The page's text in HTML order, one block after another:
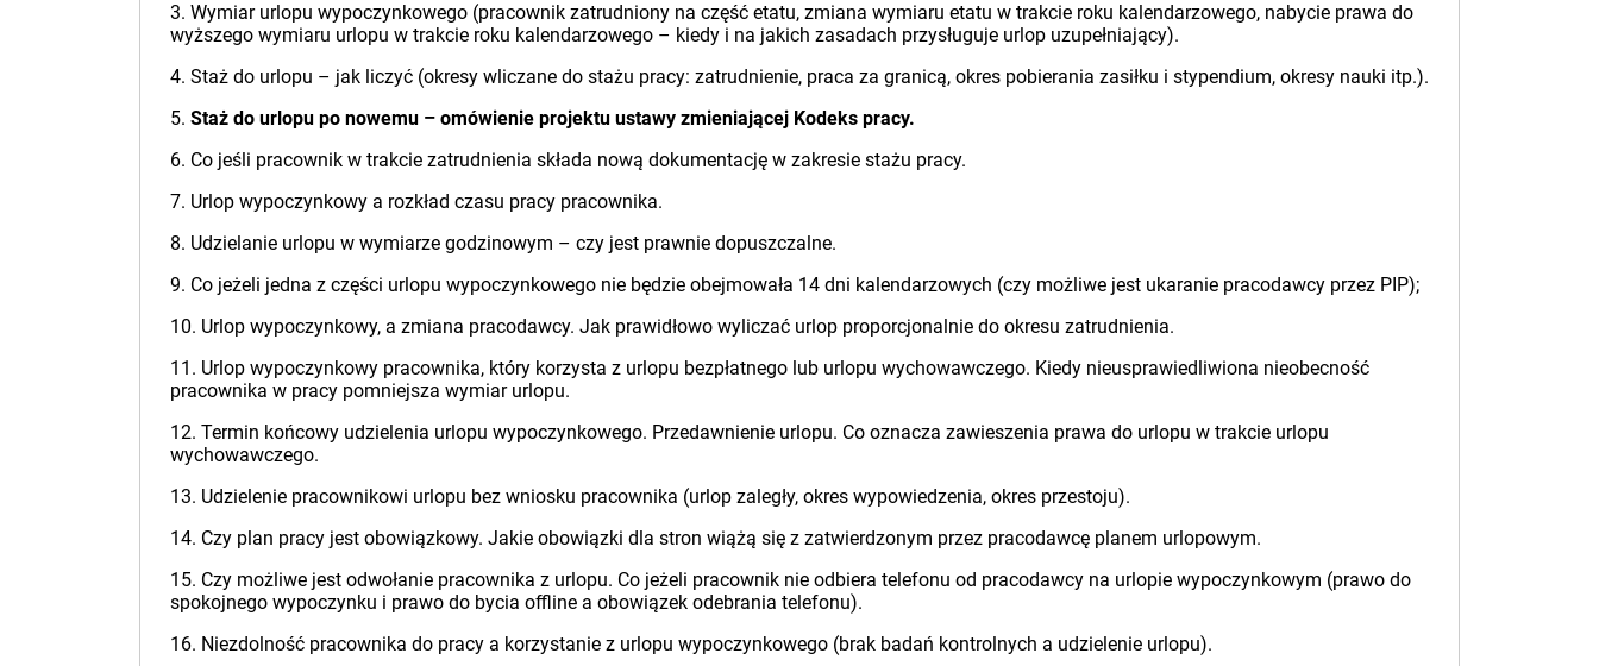
3. Wymiar urlopu wypoczynkowego (pracownik zatrudniony na część etatu, zmiana wymiaru etatu w trakcie roku kalendarzowego, nabycie prawa do
wyższego wymiaru urlopu w trakcie roku kalendarzowego – kiedy i na jakich zasadach przysługuje urlop uzupełniający).
4. Staż do urlopu – jak liczyć (okresy wliczane do stażu pracy: zatrudnienie, praca za granicą, okres pobierania zasiłku i stypendium, okresy nauki itp.).
5. Staż do urlopu po nowemu – omówienie projektu ustawy zmieniającej Kodeks pracy.
6. Co jeśli pracownik w trakcie zatrudnienia składa nową dokumentację w zakresie stażu pracy.
7. Urlop wypoczynkowy a rozkład czasu pracy pracownika.
8. Udzielanie urlopu w wymiarze godzinowym – czy jest prawnie dopuszczalne.
9. Co jeżeli jedna z części urlopu wypoczynkowego nie będzie obejmowała 14 dni kalendarzowych (czy możliwe jest ukaranie pracodawcy przez PIP);
10. Urlop wypoczynkowy, a zmiana pracodawcy. Jak prawidłowo wyliczać urlop proporcjonalnie do okresu zatrudnienia.
11. Urlop wypoczynkowy pracownika, który korzysta z urlopu bezpłatnego lub urlopu wychowawczego. Kiedy nieusprawiedliwiona nieobecność
pracownika w pracy pomniejsza wymiar urlopu.
12. Termin końcowy udzielenia urlopu wypoczynkowego. Przedawnienie urlopu. Co oznacza zawieszenia prawa do urlopu w trakcie urlopu
wychowawczego.
13. Udzielenie pracownikowi urlopu bez wniosku pracownika (urlop zaległy, okres wypowiedzenia, okres przestoju).
14. Czy plan pracy jest obowiązkowy. Jakie obowiązki dla stron wiążą się z zatwierdzonym przez pracodawcę planem urlopowym.
15. Czy możliwe jest odwołanie pracownika z urlopu. Co jeżeli pracownik nie odbiera telefonu od pracodawcy na urlopie wypoczynkowym (prawo do
spokojnego wypoczynku i prawo do bycia offline a obowiązek odebrania telefonu).
16. Niezdolność pracownika do pracy a korzystanie z urlopu wypoczynkowego (brak badań kontrolnych a udzielenie urlopu).